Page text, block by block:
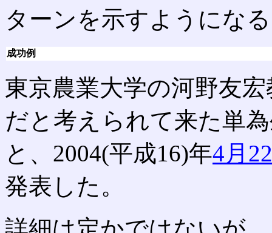
ターンを示すようにな
成功例
東京農業大学の河野友
だと考えられて来た単
と、2004(平成16)年4月
発表した。